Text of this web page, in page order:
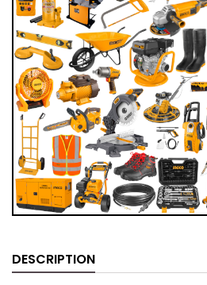
DESCRIPTION